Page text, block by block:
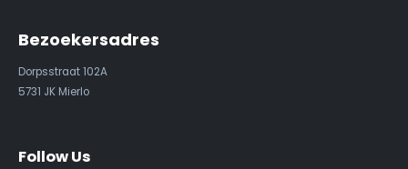
Bezoekersadres
Dorpsstraat 102A
5731 JK Mierlo
Follow Us